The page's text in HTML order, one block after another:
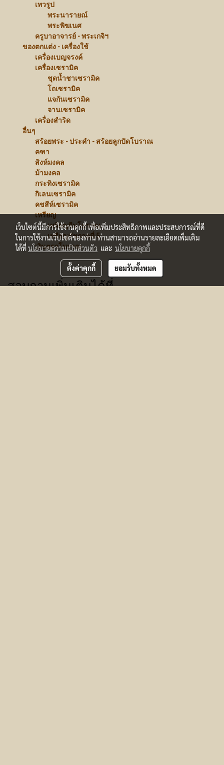
เทวรูป
พระนารายณ์
พระพิฆเนศ
ครูบาอาจารย์ - พระเกจิฯ
ของตกแต่ง - เครื่องใช้
เครื่องเบญจรงค์
เครื่องเซรามิค
ชุดน้ำชาเซรามิค
โถเซรามิค
แจกันเซรามิค
จานเซรามิค
เครื่องสำริด
อื่นๆ
สร้อยพระ - ประคำ - สร้อยลูกปัดโบราณ
คฑา
สิงห์มงคล
ม้ามงคล
กระทิงเซรามิค
กิเลนเซรามิค
คชสีห์เซรามิค
เหรียญ
เหรียญจีนโบราณ
เหรียญรัชกาลที่ 5
เงินตราโบราณ
สอบถามเพิ่มเติมได้ที่
เว็บไซต์นี้มีการใช้งานคุกกี้ เพื่อเพิ่มประสิทธิภาพและประสบการณ์ที่ดี
ในการใช้งานเว็บไซต์ของท่าน ท่านสามารถอ่านรายละเอียดเพิ่มเติม
ได้ที่นโยบายความเป็นส่วนตัว และ นโยบายคุกกี้
ตั้งค่าคุกกี้ ยอมรับทั้งหมด